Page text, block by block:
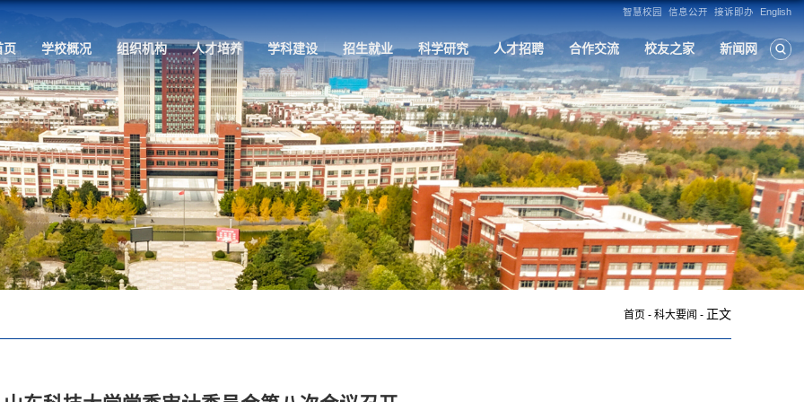
首页 学校概况 组织机构 人才培养 学科建设 招生就业 科
首页 -科大要闻 - 正文